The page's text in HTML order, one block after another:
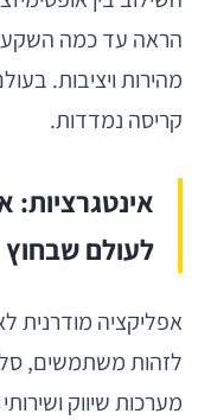
הראה עד כמה
מהירות ויציבות.
קריסה נמדדות.
לעולם שבחוץ
אפליקציה מודרנית